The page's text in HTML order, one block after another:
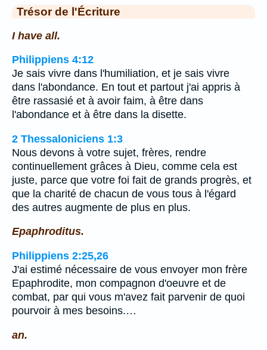
Trésor de l'Écriture
I have all.
Philippiens 4:12
Je sais vivre dans l'humiliation, et je sais vivre
dans l'abondance. En tout et partout j'ai appris à
être rassasié et à avoir faim, à être dans
l'abondance et à être dans la disette.
2 Thessaloniciens 1:3
Nous devons à votre sujet, frères, rendre
continuellement grâces à Dieu, comme cela est
juste, parce que votre foi fait de grands progrès, et
que la charité de chacun de vous tous à l'égard
des autres augmente de plus en plus.
Epaphroditus.
Philippiens 2:25,26
J'ai estimé nécessaire de vous envoyer mon frère
Epaphrodite, mon compagnon d'oeuvre et de
combat, par qui vous m'avez fait parvenir de quoi
pourvoir à mes besoins.…
an.